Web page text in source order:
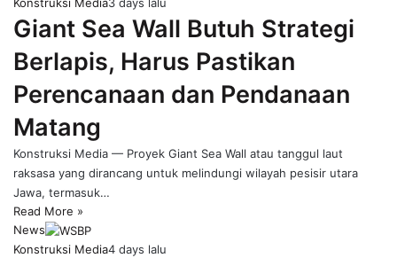
Konstruksi Media3 days lalu
Giant Sea Wall Butuh Strategi
Berlapis, Harus Pastikan
Perencanaan dan Pendanaan
Matang
Konstruksi Media — Proyek Giant Sea Wall atau tanggul laut
raksasa yang dirancang untuk melindungi wilayah pesisir utara
Jawa, termasuk…
Read More »
News
Konstruksi Media4 days lalu